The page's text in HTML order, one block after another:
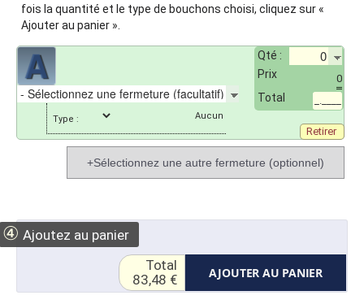
fois la quantité et le type de bouchons choisi, cliquez sur «
Ajouter au panier ».
Qté :
Prix
0
Total
Type :
Retirer
+Sélectionnez une autre fermeture (optionnel)
④ Ajoutez au panier
AJOUTER AU PANIER
Total
83,48 €